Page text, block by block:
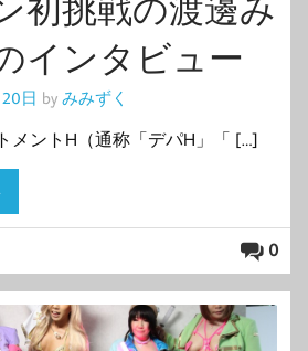
インタビュー
日 by みみずく
メントH（通称「デパH」「 […]
0